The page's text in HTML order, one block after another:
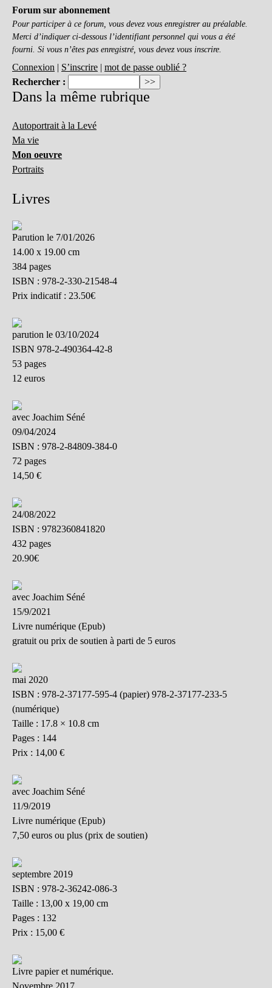
Forum sur abonnement
Pour participer à ce forum, vous devez vous enregistrer au préalable.
Merci d’indiquer ci-dessous l’identifiant personnel qui vous a été
fourni. Si vous n’êtes pas enregistré, vous devez vous inscrire.
Connexion | S’inscrire | mot de passe oublié ?
Rechercher :
Dans la même rubrique
Autoportrait à la Levé
Ma vie
Mon oeuvre
Portraits
Livres
Parution le 7/01/2026
14.00 x 19.00 cm
384 pages
ISBN : 978-2-330-21548-4
Prix indicatif : 23.50€
parution le 03/10/2024
ISBN 978-2-490364-42-8
53 pages
12 euros
avec Joachim Séné
09/04/2024
ISBN : 978-2-84809-384-0
72 pages
14,50 €
24/08/2022
ISBN : 9782360841820
432 pages
20.90€
avec Joachim Séné
15/9/2021
Livre numérique (Epub)
gratuit ou prix de soutien à parti de 5 euros
mai 2020
ISBN : 978-2-37177-595-4 (papier) 978-2-37177-233-5
(numérique)
Taille : 17.8 × 10.8 cm
Pages : 144
Prix : 14,00 €
avec Joachim Séné
11/9/2019
Livre numérique (Epub)
7,50 euros ou plus (prix de soutien)
septembre 2019
ISBN : 978-2-36242-086-3
Taille : 13,00 x 19,00 cm
Pages : 132
Prix : 15,00 €
Livre papier et numérique.